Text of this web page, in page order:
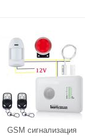
Загуститель
GSM сигнализация